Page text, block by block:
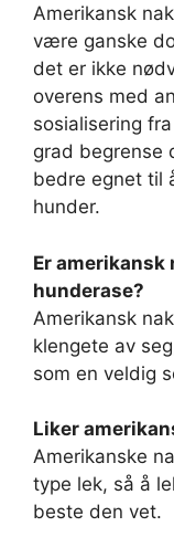
Amerikansk
være ganske
det er ikke
overens med
sosialisering
grad begrense
bedre egnet til
hunder.
Er
hunderase?
Amerikansk
klengete av
som en veldig
Liker
Amerikanske
type lek, så å
beste den vet.